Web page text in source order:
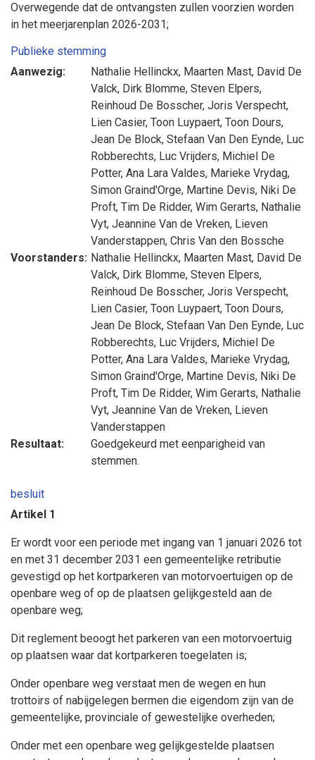
Overwegende dat de ontvangsten zullen voorzien worden
in het meerjarenplan 2026-2031;
Publieke stemming
Aanwezig:
Nathalie Hellinckx, Maarten Mast, David De
Valck, Dirk Blomme, Steven Elpers,
Reinhoud De Bosscher, Joris Verspecht,
Lien Casier, Toon Luypaert, Toon Dours,
Jean De Block, Stefaan Van Den Eynde, Luc
Robberechts, Luc Vrijders, Michiel De
Potter, Ana Lara Valdes, Marieke Vrydag,
Simon Graind'Orge, Martine Devis, Niki De
Proft, Tim De Ridder, Wim Gerarts, Nathalie
Vyt, Jeannine Van de Vreken, Lieven
Vanderstappen, Chris Van den Bossche
Voorstanders: Nathalie Hellinckx, Maarten Mast, David De
Valck, Dirk Blomme, Steven Elpers,
Reinhoud De Bosscher, Joris Verspecht,
Lien Casier, Toon Luypaert, Toon Dours,
Jean De Block, Stefaan Van Den Eynde, Luc
Robberechts, Luc Vrijders, Michiel De
Potter, Ana Lara Valdes, Marieke Vrydag,
Simon Graind'Orge, Martine Devis, Niki De
Proft, Tim De Ridder, Wim Gerarts, Nathalie
Vyt, Jeannine Van de Vreken, Lieven
Vanderstappen
Resultaat:
Goedgekeurd met eenparigheid van
stemmen.
besluit
Artikel 1
Er wordt voor een periode met ingang van 1 januari 2026 tot
en met 31 december 2031 een gemeentelijke retributie
gevestigd op het kortparkeren van motorvoertuigen op de
openbare weg of op de plaatsen gelijkgesteld aan de
openbare weg;
Dit reglement beoogt het parkeren van een motorvoertuig
op plaatsen waar dat kortparkeren toegelaten is;
Onder openbare weg verstaat men de wegen en hun
trottoirs of nabijgelegen bermen die eigendom zijn van de
gemeentelijke, provinciale of gewestelijke overheden;
Onder met een openbare weg gelijkgestelde plaatsen